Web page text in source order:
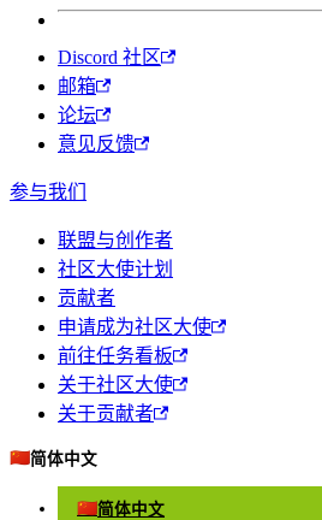
Discord 社区
邮箱
论坛
意见反馈
参与我们
联盟与创作者
社区大使计划
贡献者
申请成为社区大使
前往任务看板
关于社区大使
关于贡献者
🇨🇳简体中文
🇨🇳简体中文